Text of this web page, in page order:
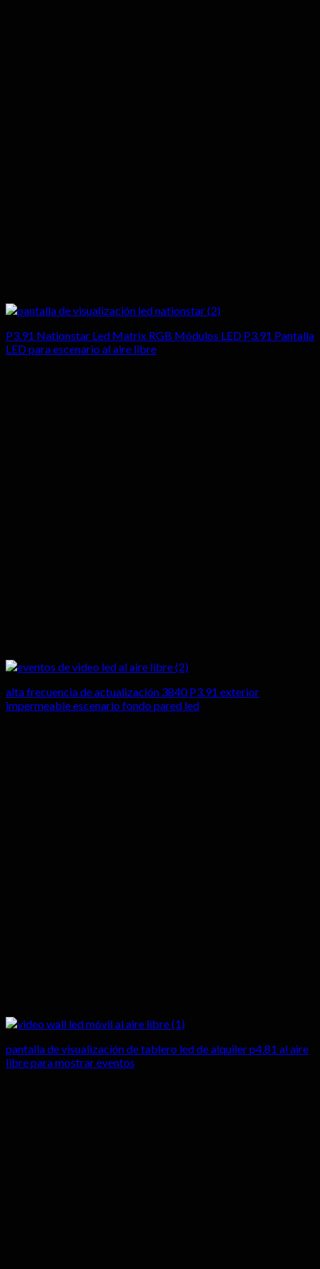
P3.91 Nationstar Led Matrix RGB Módulos LED P3.91 Pantalla
LED para escenario al aire libre
alta frecuencia de actualización 3840 P3.91 exterior
impermeable escenario fondo pared led
pantalla de visualización de tablero led de alquiler p4.81 al aire
libre para mostrar eventos